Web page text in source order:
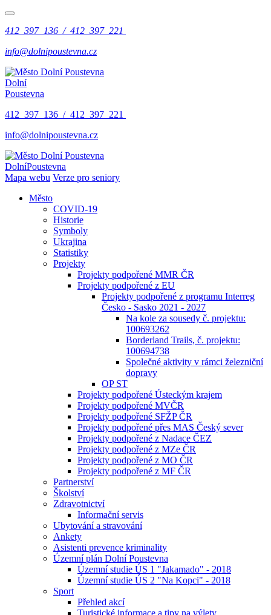
412 397 136 / 412 397 221
info@dolnipoustevna.cz
Dolní
Poustevna
412 397 136 / 412 397 221
info@dolnipoustevna.cz
DolníPoustevna
Mapa webu Verze pro seniory
Město
COVID-19
Historie
Symboly
Ukrajina
Statistiky
Projekty
Projekty podpořené MMR ČR
Projekty podpořené z EU
Projekty podpořené z programu Interreg
Česko - Sasko 2021 - 2027
Na kole za sousedy č. projektu:
100693262
Borderland Trails, č. projektu:
100694738
Společné aktivity v rámci železniční
dopravy
OP ST
Projekty podpořené Ústeckým krajem
Projekty podpořené MVČR
Projekty podpořené SFŽP ČR
Projekty podpořené přes MAS Český sever
Projekty podpořené z Nadace ČEZ
Projekty podpořené z MZe ČR
Projekty podpořené z MO ČR
Projekty podpořené z MF ČR
Partnerství
Školství
Zdravotnictví
Informační servis
Ubytování a stravování
Ankety
Asistenti prevence kriminality
Územní plán Dolní Poustevna
Územní studie ÚS 1 "Jakamado" - 2018
Územní studie ÚS 2 "Na Kopci" - 2018
Sport
Přehled akcí
Turistické informace a tipy na výlety